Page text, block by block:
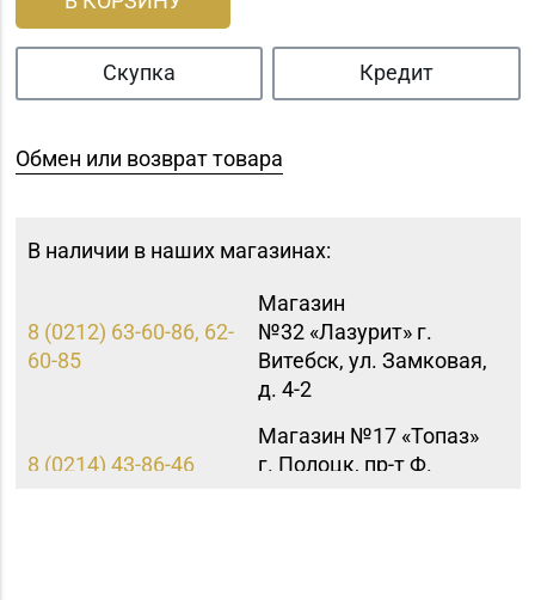
Скупка Кредит
Обмен или возврат товара
В наличии в наших магазинах:
8 (0212) 63-60-86, 62-
60-85
Магазин
№32 «Лазурит» г.
Витебск, ул. Замковая,
д. 4-2
8 (0214) 43-86-46
Магазин №17 «Топаз»
г. Полоцк, пр-т Ф.